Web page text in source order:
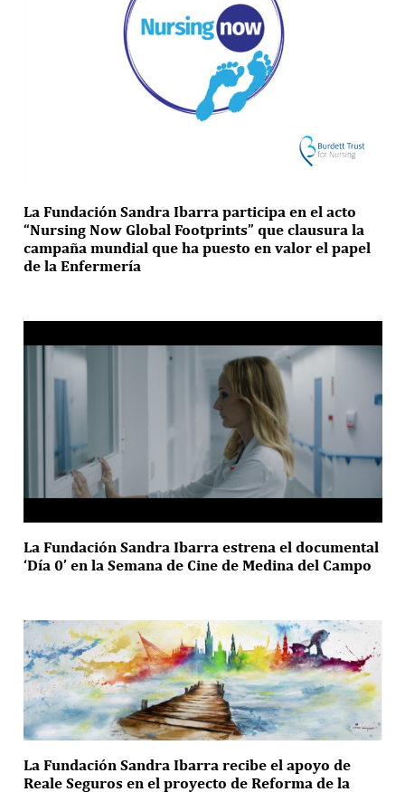
La Fundación Sandra Ibarra participa en el acto
“Nursing Now Global Footprints” que clausura la
campaña mundial que ha puesto en valor el papel
de la Enfermería
La Fundación Sandra Ibarra estrena el documental
‘Día 0’ en la Semana de Cine de Medina del Campo
La Fundación Sandra Ibarra recibe el apoyo de
Reale Seguros en el proyecto de Reforma de la